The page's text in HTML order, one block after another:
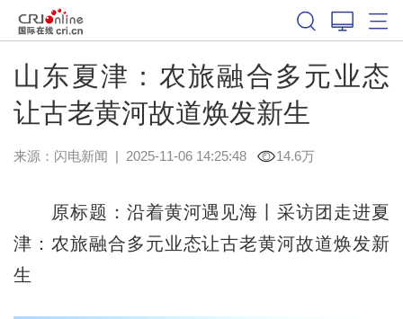
山东夏津：农旅融合多元业态
让古老黄河故道焕发新生
来源： 闪电新闻 | 2025-11-06 14:25:48 14.6万
原标题：沿着黄河遇见海丨采访团走进夏
津：农旅融合多元业态让古老黄河故道焕发新
生